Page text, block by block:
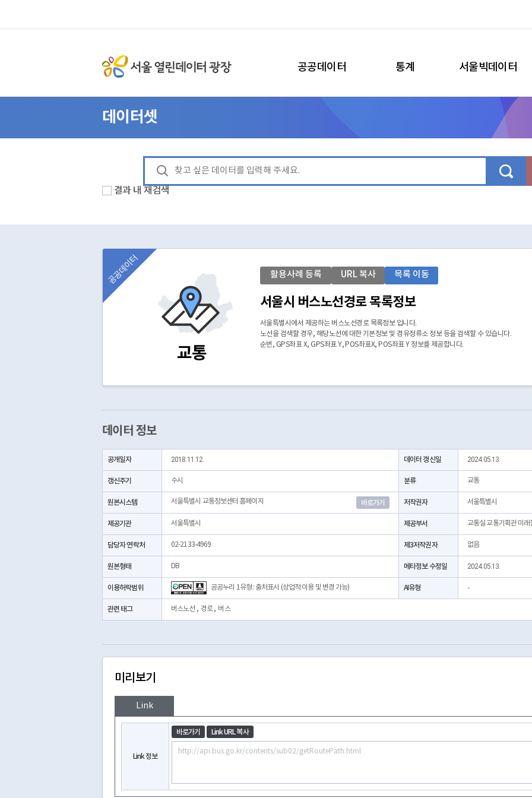
공공데이터 통계 서울빅데이터
데이터셋
결과 내 재검색
교통
공공데이터 활용사례 등록 URL 복사 목록 이동
서울시 버스노선경로 목록정보
서울특별시에서 제공하는 버스노선경로 목록정보 입니다.
노선을 검색할 경우, 해당노선에 대한 기본정보 및 경유정류소 정보 등을 검색할 수 있습니다.
순번, GPS좌표 X, GPS좌표 Y, POS좌표X, POS좌표 Y 정보를 제공합니다.
데이터 정보
공개일자 2018.11.12. 데이터 갱신일 2024.05.13.
갱신주기 수시 분류 교통
원본시스템 서울특별시 교통정보센터 홈페이지 바로가기 저작권자 서울특별시
제공기관 서울특별시 제공부서 교통실 교통기획관 미래
담당자 연락처 02-2133-4969 제3저작권자 없음
원본형태 DB 메타정보 수정일 2024.05.13.
이용허락범위 공공누리 1유형 : 출처표시 (상업적 이용 및 변경 가능) AI유형 -
관련 태그 버스노선 , 경로, 버스
미리보기
Link
Link 정보
바로가기 Link URL 복사